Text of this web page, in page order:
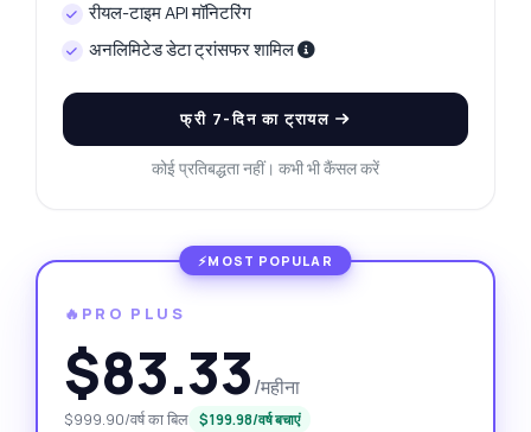
रीयल-टाइम API मॉनिटरिंग
अनलिमिटेड डेटा ट्रांसफर शामिल
फ्री 7-दिन का ट्रायल
कोई प्रतिबद्धता नहीं। कभी भी कैंसल करें
🔥PRO PLUS
$83.33/महीना
$999.90/वर्ष का बिल $199.98/वर्ष बचाएं